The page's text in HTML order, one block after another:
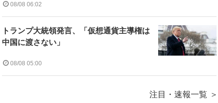
08/08 06:02
トランプ大統領発言、「仮想通貨主導権は
中国に渡さない」
08/08 05:00
注目・速報一覧